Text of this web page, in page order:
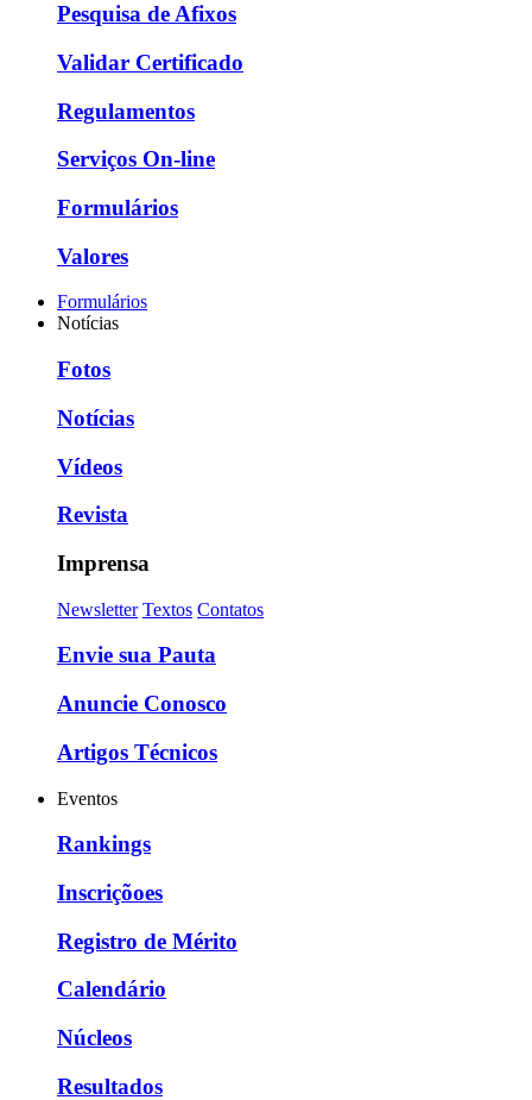
Pesquisa de Afixos
Validar Certificado
Regulamentos
Serviços On-line
Formulários
Valores
Formulários
Notícias
Fotos
Notícias
Vídeos
Revista
Imprensa
Newsletter Textos Contatos
Envie sua Pauta
Anuncie Conosco
Artigos Técnicos
Eventos
Rankings
Inscriçõoes
Registro de Mérito
Calendário
Núcleos
Resultados